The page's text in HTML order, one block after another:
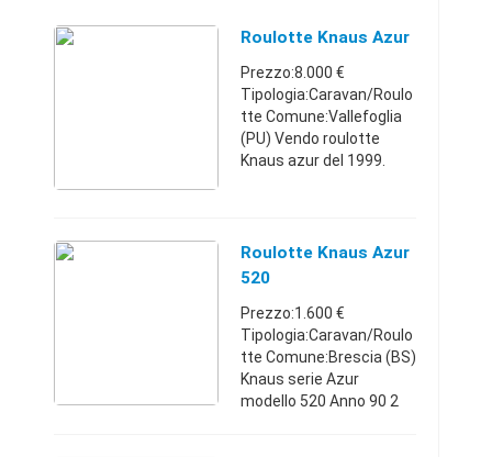
Roulotte Knaus Azur
Prezzo:8.000 €
Tipologia:Caravan/Roulo
tte Comune:Vallefoglia
(PU) Vendo roulotte
Knaus azur del 1999.
francese e due singoli
reali.tutti c ...
Roulotte Knaus Azur
520
Prezzo:1.600 €
Tipologia:Caravan/Roulo
tte Comune:Brescia (BS)
Knaus serie Azur
modello 520 Anno 90 2